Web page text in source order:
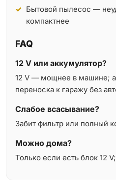
Бытовой пылесос —
компактнее
FAQ
12 V или аккумулятор?
12 V — мощнее в машине;
переноска к гаражу без
Слабое всасывание?
Забит фильтр или полный
Можно дома?
Только если есть блок 12